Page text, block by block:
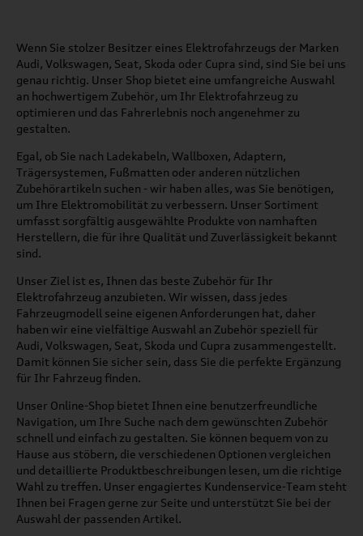
Wenn Sie stolzer Besitzer eines Elektrofahrzeugs der Marken
Audi, Volkswagen, Seat, Skoda oder Cupra sind, sind Sie bei uns
genau richtig. Unser Shop bietet eine umfangreiche Auswahl
an hochwertigem Zubehör, um Ihr Elektrofahrzeug zu
optimieren und das Fahrerlebnis noch angenehmer zu
gestalten.
Egal, ob Sie nach Ladekabeln, Wallboxen, Adaptern,
Trägersystemen, Fußmatten oder anderen nützlichen
Zubehörartikeln suchen - wir haben alles, was Sie benötigen,
um Ihre Elektromobilität zu verbessern. Unser Sortiment
umfasst sorgfältig ausgewählte Produkte von namhaften
Herstellern, die für ihre Qualität und Zuverlässigkeit bekannt
sind.
Unser Ziel ist es, Ihnen das beste Zubehör für Ihr
Elektrofahrzeug anzubieten. Wir wissen, dass jedes
Fahrzeugmodell seine eigenen Anforderungen hat, daher
haben wir eine vielfältige Auswahl an Zubehör speziell für
Audi, Volkswagen, Seat, Skoda und Cupra zusammengestellt.
Damit können Sie sicher sein, dass Sie die perfekte Ergänzung
für Ihr Fahrzeug finden.
Unser Online-Shop bietet Ihnen eine benutzerfreundliche
Navigation, um Ihre Suche nach dem gewünschten Zubehör
schnell und einfach zu gestalten. Sie können bequem von zu
Hause aus stöbern, die verschiedenen Optionen vergleichen
und detaillierte Produktbeschreibungen lesen, um die richtige
Wahl zu treffen. Unser engagiertes Kundenservice-Team steht
Ihnen bei Fragen gerne zur Seite und unterstützt Sie bei der
Auswahl der passenden Artikel.